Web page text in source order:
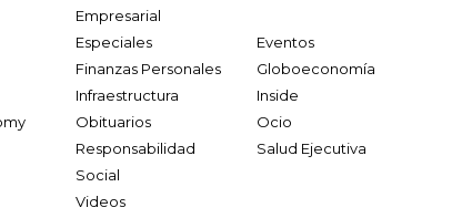
Empresarial
Especiales
Eventos
Finanzas Personales
Globoeconomía
Infraestructura
Inside
Obituarios
Ocio
Responsabilidad
Social
Salud Ejecutiva
Videos